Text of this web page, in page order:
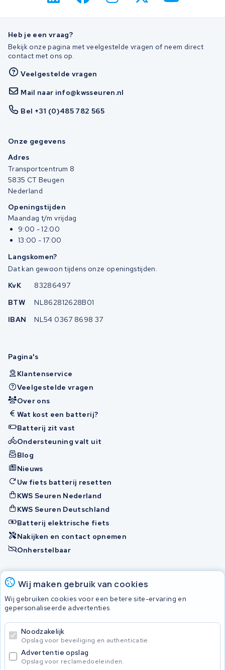
Wij maken gebruik van cookies
Wij gebruiken cookies voor een betere site-ervaring en
gepersonaliseerde advertenties.
Noodzakelijk
Opslag voor beveiliging en authenticatie.
Advertentie opslag
Opslag voor reclamedoeleinden.
Heb je een vraag?
Bekijk onze pagina met veelgestelde vragen of neem direct
contact met ons op.
Veelgestelde vragen
Mail naar info@kwsseuren.nl
Bel +31 (0)485 782 565
Onze gegevens
Adres
Transportcentrum 8
5835 CT Beugen
Nederland
Openingstijden
Maandag t/m vrijdag
9:00 - 12:00
13:00 - 17:00
Langskomen?
Dat kan gewoon tijdens onze openingstijden.
KvK
83286497
BTW
NL862812628B01
IBAN
NL54 0367 8698 37
Pagina's
Klantenservice
Veelgestelde vragen
Over ons
Wat kost een batterij?
Batterij zit vast
Ondersteuning valt uit
Blog
Nieuws
Uw fiets batterij resetten
KWS Seuren Nederland
KWS Seuren Deutschland
Batterij elektrische fiets
Nakijken en contact opnemen
Onherstelbaar
Accu's
Privacy Policy